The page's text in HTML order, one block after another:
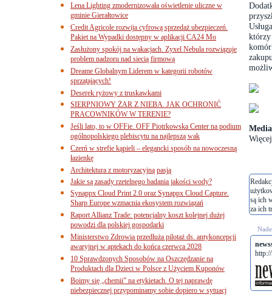
są ich
za ich
Lena Lighting zmodernizowała oświetlenie uliczne w
gminie Gierałtowice
Credit Agricole rozwija cyfrową sprzedaż ubezpieczeń.
Pakiet na Wypadki dostępny w aplikacji CA24 Mo
Zasłużony spokój na wakacjach. Zyxel Nebula rozwiązuje
problem nadzoru nad siecią firmową
Dreame Globalnym Liderem w kategorii robotów
sprzątających!
Deserek ryżowy z truskawkami
SIERPNIOWY ŻAR Z NIEBA. JAK OCHRONIĆ
PRACOWNIKÓW W TERENIE?
Jeśli lato, to w OFFie. OFF Piotrkowska Center na podium
ogólnopolskiego plebiscytu na najlepszą wak
Czerń w strefie kąpieli – elegancki sposób na nowoczesną
łazienkę
Architektura z motoryzacyjną pasją
Jakie są zasady rzetelnego badania jakości wody?
Synappx Cloud Print 2.0 oraz Synappx Cloud Capture.
Sharp Europe wzmacnia ekosystem rozwiązań
Raport Allianz Trade: potencjalny koszt kolejnej dużej
powodzi dla polskiej gospodarki
Ministerstwo Zdrowia przedłuża pilotaż ds. antykoncepcji
awaryjnej w aptekach do końca czerwca 2028
10 Sprawdzonych Sposobów na Oszczędzanie na
Produktach dla Dzieci w Polsce z Użyciem Kuponów
Boimy się „chemii” na etykietach. O tej naprawdę
niebezpiecznej przypominamy sobie dopiero w sytuacj